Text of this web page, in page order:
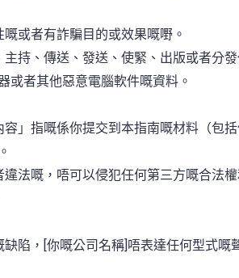
或者有詐騙目的或效果嘅嘢。
持、傳送、發送、使緊、出版或者分
或者其他惡意電腦軟件嘅資料。
」指嘅係你提交到本指南嘅材料（包
法嘅，唔可以侵犯任何第三方嘅合法
陷，[你嘅公司名稱]唔表達任何型式